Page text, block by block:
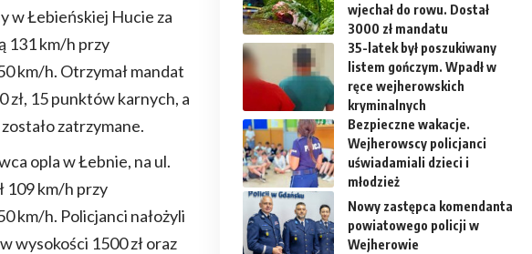
wjechał do rowu. Dostał
3000 zł mandatu
35-latek był poszukiwany
listem gończym. Wpadł w
ręce wejherowskich
kryminalnych
Bezpieczne wakacje.
Wejherowscy policjanci
uświadamiali dzieci i
młodzież
Nowy zastępca komendanta
powiatowego policji w
Wejherowie
w Łebieńskiej Hucie za
131 km/h przy
km/h. Otrzymał mandat
zł, 15 punktów karnych, a
zatrzymane.
opla w Łebnie, na ul.
109 km/h przy
km/h. Policjanci nałożyli
wysokości 1500 zł oraz